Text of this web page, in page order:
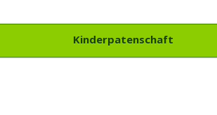
Kinderpatenschaft